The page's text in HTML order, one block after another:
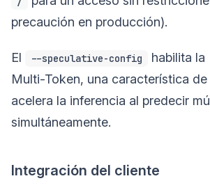
precaución en producción).
El --speculative-config
habilita la
Multi-Token, una característica
acelera la inferencia al predecir
simultáneamente.
Integración del cliente